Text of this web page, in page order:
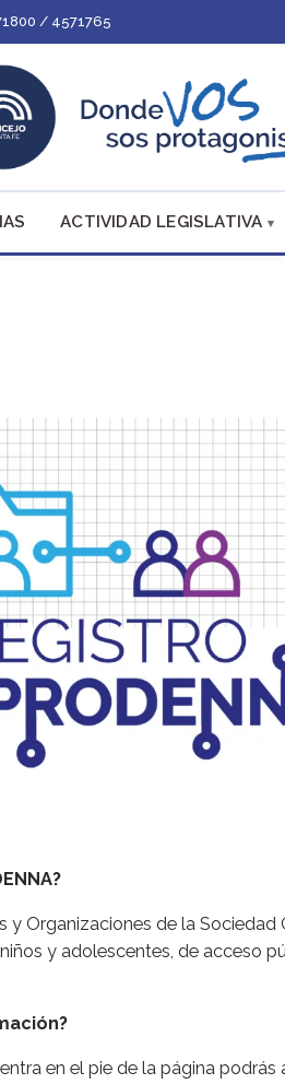
/ 4571765
ACTIVIDAD LEGISLATIVA
y Organizaciones de la
y adolescentes, de acceso
en el pie de la página